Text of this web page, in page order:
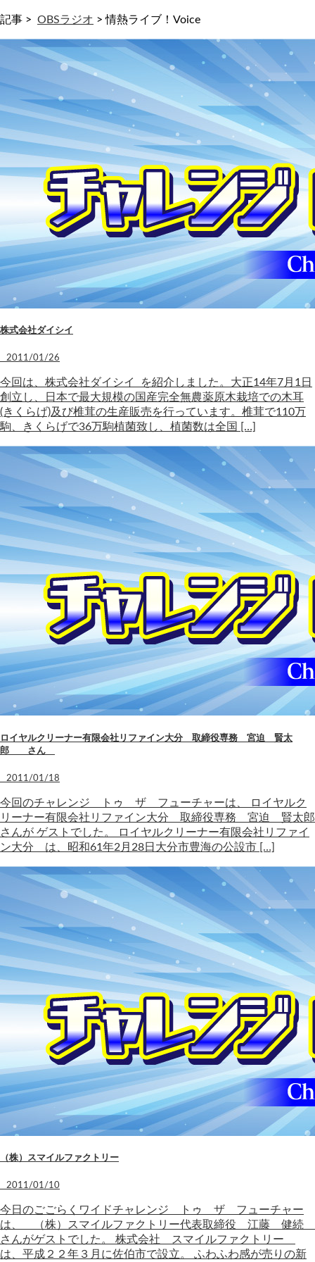
記事 > OBSラジオ >情熱ライブ！Voice
株式会社ダイシイ
2011/01/26
今回は、株式会社ダイシイ を紹介しました。大正14年7月1日
創立し、日本で最大規模の国産完全無農薬原木栽培での木耳
(きくらげ)及び椎茸の生産販売を行っています。椎茸で110万
駒、きくらげで36万駒植菌致し、植菌数は全国 […]
ロイヤルクリーナー有限会社リファイン大分 取締役専務 宮迫 賢太
郎 さん
2011/01/18
今回のチャレンジ トゥ ザ フューチャーは、 ロイヤルク
リーナー有限会社リファイン大分 取締役専務 宮迫 賢太郎
さんが ゲストでした。 ロイヤルクリーナー有限会社リファイ
ン大分 は、昭和61年2月28日大分市豊海の公設市 […]
（株）スマイルファクトリー
2011/01/10
今日のごごらくワイドチャレンジ トゥ ザ フューチャー
は、 （株）スマイルファクトリー代表取締役 江藤 健続
さんがゲストでした。 株式会社 スマイルファクトリー
は、平成２２年３月に佐伯市で設立。 ふわふわ感が売りの新